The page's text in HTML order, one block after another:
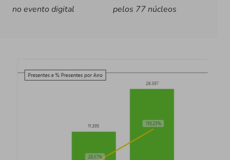
no evento digital pelos 77 núcleos